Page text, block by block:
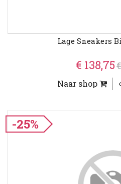
Lage Sneakers
€ 138,75
Naar shop
-25%